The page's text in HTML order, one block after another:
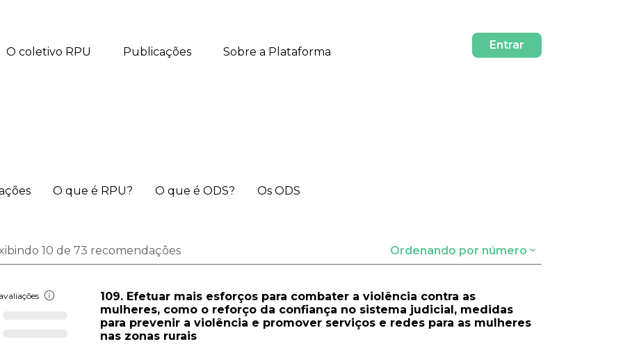
O coletivo RPU Publicações Sobre a Plataforma
Entrar
O que é RPU? O que é ODS? Os ODS
10 de 73 recomendações Ordenando por número
avaliações
109. Efetuar mais esforços para combater a violência contra as
mulheres, como o reforço da confiança no sistema judicial, medidas
para prevenir a violência e promover serviços e redes para as mulheres
nas zonas rurais